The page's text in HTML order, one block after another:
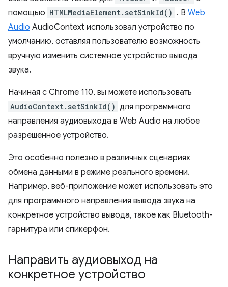
помощью HTMLMediaElement.setSinkId() . В Web
Audio AudioContext использовал устройство по
умолчанию, оставляя пользователю возможность
вручную изменить системное устройство вывода
звука.
Начиная с Chrome 110, вы можете использовать
AudioContext.setSinkId() для программного
направления аудиовыхода в Web Audio на любое
разрешенное устройство.
Это особенно полезно в различных сценариях
обмена данными в режиме реального времени.
Например, веб-приложение может использовать это
для программного направления вывода звука на
конкретное устройство вывода, такое как Bluetooth-
гарнитура или спикерфон.
Направить аудиовыход на
конкретное устройство